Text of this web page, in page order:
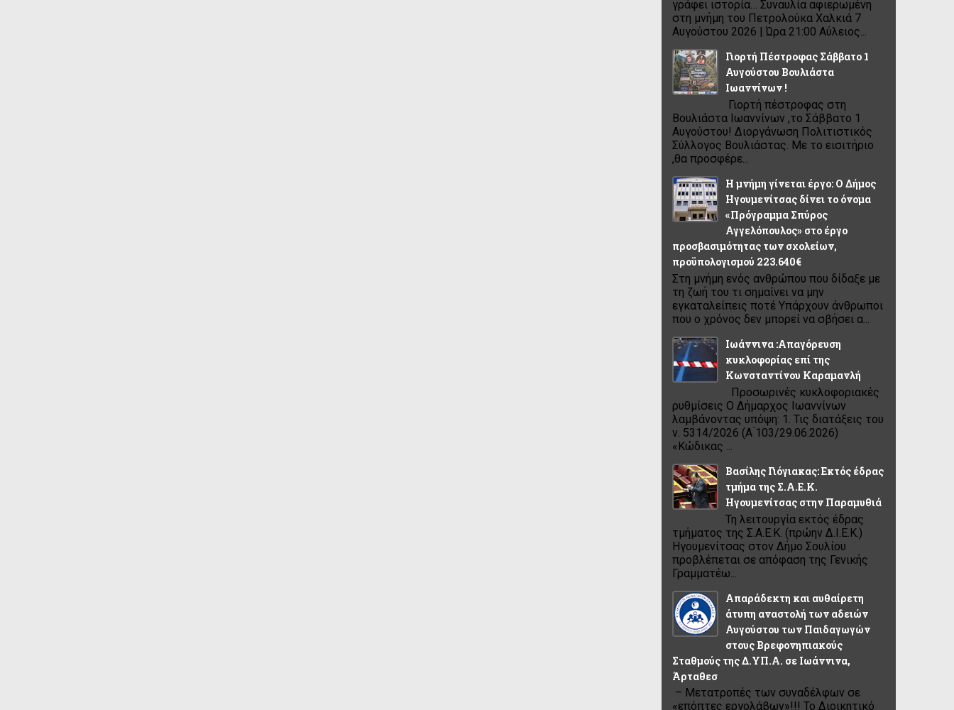
γράφει ιστορία… Συναυλία αφιερωμένη
στη μνήμη του Πετρολούκα Χαλκιά 7
Αυγούστου 2026 | Ώρα 21:00 Αύλειος...
Γιορτή Πέστροφας Σάββατο 1
Αυγούστου Βουλιάστα
Ιωαννίνων !
Γιορτή πέστροφας στη
Βουλιάστα Ιωαννίνων ,το Σάββατο 1
Αυγούστου! Διοργάνωση Πολιτιστικός
Σύλλογος Βουλιάστας. Με το εισιτήριο
,θα προσφέρε...
Η μνήμη γίνεται έργο: Ο Δήμος
Ηγουμενίτσας δίνει το όνομα
«Πρόγραμμα Σπύρος
Αγγελόπουλος» στο έργο
προσβασιμότητας των σχολείων,
προϋπολογισμού 223.640€
Στη μνήμη ενός ανθρώπου που δίδαξε με
τη ζωή του τι σημαίνει να μην
εγκαταλείπεις ποτέ Υπάρχουν άνθρωποι
που ο χρόνος δεν μπορεί να σβήσει α...
Ιωάννινα :Απαγόρευση
κυκλοφορίας επί της
Κωνσταντίνου Καραμανλή
Προσωρινές κυκλοφοριακές
ρυθμίσεις Ο Δήμαρχος Ιωαννίνων
λαμβάνοντας υπόψη: 1. Τις διατάξεις του
ν. 5314/2026 (Α ́103/29.06.2026)
«Κώδικας ...
Βασίλης Γιόγιακας: Εκτός έδρας
τμήμα της Σ.Α.Ε.Κ.
Ηγουμενίτσας στην Παραμυθιά
Τη λειτουργία εκτός έδρας
τμήματος της Σ.Α.Ε.Κ. (πρώην Δ.Ι.Ε.Κ.)
Ηγουμενίτσας στον Δήμο Σουλίου
προβλέπεται σε απόφαση της Γενικής
Γραμματέω...
Απαράδεκτη και αυθαίρετη
άτυπη αναστολή των αδειών
Αυγούστου των Παιδαγωγών
στους Βρεφονηπιακούς
Σταθμούς της Δ.ΥΠ.Α. σε Ιωάννινα,
Άρταθεσ
– Μετατροπές των συναδέλφων σε
«επόπτες εργολάβων»!!! Το Διοικητικό